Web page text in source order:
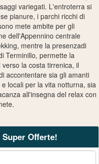
variegati. L'entroterra si
pianure, i parchi ricchi di
mete ambite per gli
dell'Appennino centrale
mentre la presenzadi
Terminillo, permette la
la costa tirrenica, il
accontentare sia gli amanti
locali per la vita notturna, sia
all'insegna del relax con
Offerte!